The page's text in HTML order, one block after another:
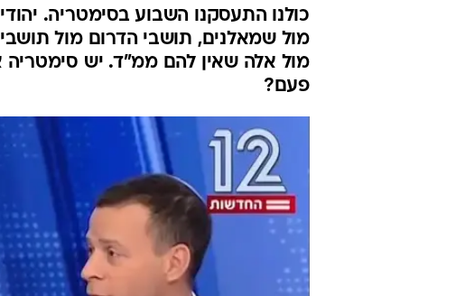
כולנו התעסקנו השבוע בסימטריה.
מול שמאלנים, תושבי הדרום מול
מול אלה שאין להם ממ"ד. יש סימטריה
פעם?